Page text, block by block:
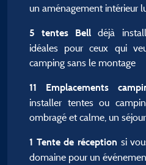
un aménagement intérieur
5 tentes Belldéjà
idéales pour ceux qui
camping sans le montage
11 Emplacements
installer tentes ou
ombragé et calme, un
1 Tente de réception si
domaine pour un